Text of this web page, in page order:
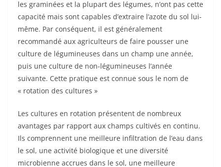
les graminées et la plupart des légumes, n’ont pas cette
capacité mais sont capables d’extraire l’azote du sol lui-
même. Par conséquent, il est généralement
recommandé aux agriculteurs de faire pousser une
culture de légumineuses dans un champ une année,
puis une culture de non-légumineuses l’année
suivante. Cette pratique est connue sous le nom de
« rotation des cultures »
Les cultures en rotation présentent de nombreux
avantages par rapport aux champs cultivés en continu.
Ils comprennent une meilleure infiltration de l’eau dans
le sol, une activité biologique et une diversité
microbienne accrues dans le sol, une meilleure